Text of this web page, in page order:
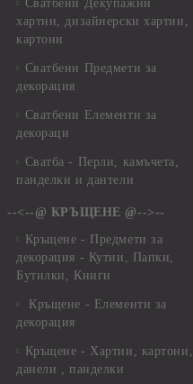
Сватбени Декупажни
хартии, дизайнерски хартии,
картони
Сватбени Предмети за
декорация
Сватбени Елементи за
декораци
Сватба - Перли, камъчета,
панделки и дантели
--<--@ КРЪЩЕНЕ @-->--
Кръщене - Предмети за
декорация - Кутии, Папки,
Бутилки, Книги
Кръщене - Елементи за
декорация
Кръщене - Хартии, картони,
данели , панделки